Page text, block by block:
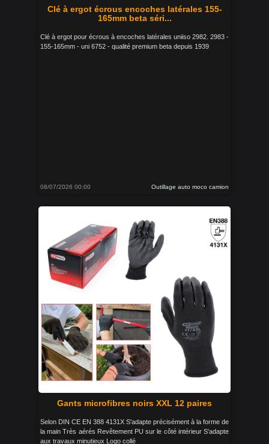
Clé à ergot écrous encoches latérales 155-
165mm beta séri...
Clé à ergot pour écrous à encoches latérales uniiso 2982. 2983 -
155-165mm - uni 6752 - qualité premium beta depuis 1939
08/07/2026 00:00 Outillage auto moco camion
Gants microfibres noirs XXL 12 paires
Selon DIN CE EN 388 4131X S'adapte précisément à la forme de
la main Très aérés Revêtement PU sur le côté intérieur S'adapte
aux travaux minutieux Logo collé